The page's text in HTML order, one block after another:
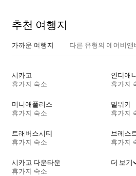
추천 여행지
가까운 여행지 다른 유형의 에어비앤
시카고
휴가지 숙소
인디애
휴가지
미니애폴리스
휴가지 숙소
밀워키
휴가지
트래버스시티
휴가지 숙소
브레스
휴가지
시카고 다운타운
휴가지 숙소
더 보기